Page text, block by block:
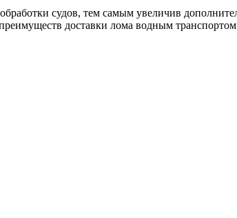
судов, тем самым увеличив
доставки лома водным